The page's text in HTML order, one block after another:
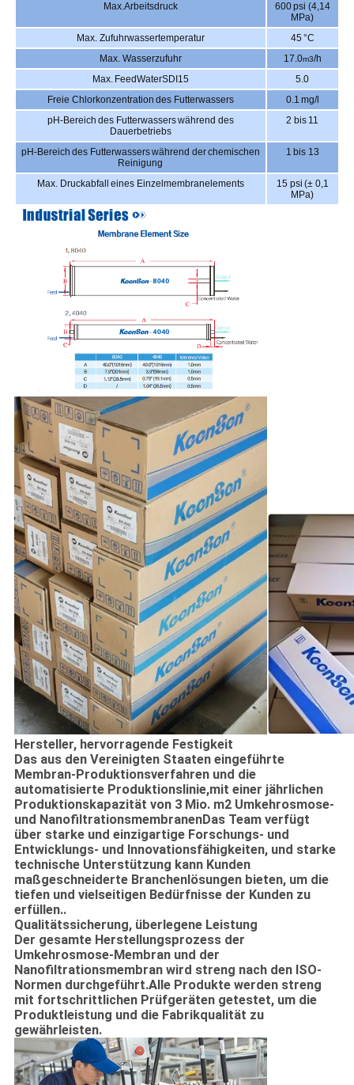
Max.Arbeitsdruck
600 psi (4,14
MPa)
Max. Zufuhrwassertemperatur
45 °C
Max. Wasserzufuhr
17.0m3/h
Max. FeedWaterSDI 15
5.0
Freie Chlorkonzentration des Futterwassers
0.1 mg/l
pH-Bereich des Futterwassers während des
Dauerbetriebs
2 bis 11
pH-Bereich des Futterwassers während der chemischen
Reinigung
1 bis 13
Max. Druckabfall eines Einzelmembranelements
15 psi (± 0,1
MPa)
Hersteller, hervorragende Festigkeit
Das aus den Vereinigten Staaten eingeführte
Membran-Produktionsverfahren und die
automatisierte Produktionslinie,mit einer jährlichen
Produktionskapazität von 3 Mio. m2 Umkehrosmose-
und NanofiltrationsmembranenDas Team verfügt
über starke und einzigartige Forschungs- und
Entwicklungs- und Innovationsfähigkeiten, und starke
technische Unterstützung kann Kunden
maßgeschneiderte Branchenlösungen bieten, um die
tiefen und vielseitigen Bedürfnisse der Kunden zu
erfüllen..
Qualitätssicherung, überlegene Leistung
Der gesamte Herstellungsprozess der
Umkehrosmose-Membran und der
Nanofiltrationsmembran wird streng nach den ISO-
Normen durchgeführt.Alle Produkte werden streng
mit fortschrittlichen Prüfgeräten getestet, um die
Produktleistung und die Fabrikqualität zu
gewährleisten.